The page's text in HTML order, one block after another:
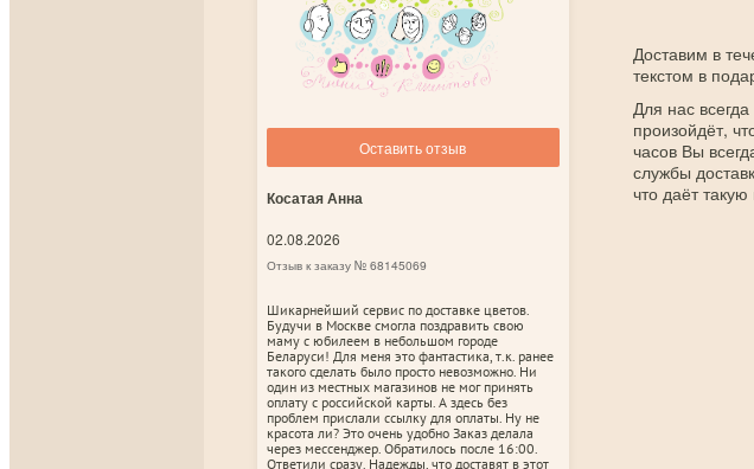
Оставить отзыв
Косатая Анна
02.08.2026
Отзыв к заказу № 68145069
Шикарнейший сервис по доставке цветов.
Будучи в Москве смогла поздравить свою
маму с юбилеем в небольшом городе
Беларуси! Для меня это фантастика, т.к. ранее
такого сделать было просто невозможно. Ни
один из местных магазинов не мог принять
оплату с российской карты. А здесь без
проблем прислали ссылку для оплаты. Ну не
красота ли? Это очень удобно Заказ делала
через мессенджер. Обратилось после 16:00.
Ответили сразу. Надежды, что доставят в этот
Доставим в
текстом в
Для нас
произойдёт,
часов Вы
службы
что даёт